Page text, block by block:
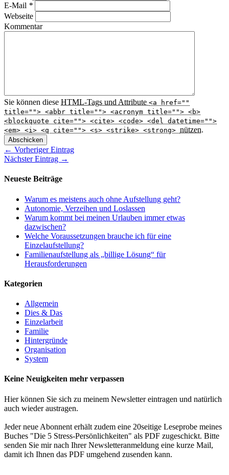
E-Mail *
Webseite
Kommentar
Sie können diese HTML-Tags und Attribute <a href=""
title=""> <abbr title=""> <acronym title=""> <b>
<blockquote cite=""> <cite> <code> <del datetime="">
<em> <i> <q cite=""> <s> <strike> <strong> nützen.
Abschicken
← Vorheriger Eintrag
Nächster Eintrag →
Neueste Beiträge
Warum es meistens auch ohne Aufstellung geht?
Autonomie, Verzeihen und Loslassen
Warum kommt bei meinen Urlauben immer etwas
dazwischen?
Welche Voraussetzungen brauche ich für eine
Einzelaufstellung?
Familienaufstellung als „billige Lösung“ für
Herausforderungen
Kategorien
Allgemein
Dies & Das
Einzelarbeit
Familie
Hintergründe
Organisation
System
Keine Neuigkeiten mehr verpassen
Hier können Sie sich zu meinem Newsletter eintragen und natürlich
auch wieder austragen.
Jeder neue Abonnent erhält zudem eine 20seitige Leseprobe meines
Buches "Die 5 Stress-Persönlichkeiten" als PDF zugeschickt. Bitte
senden Sie mir nach Ihrer Newsletteranmeldung eine kurze Mail,
damit ich Ihnen das PDF umgehend zusenden kann.